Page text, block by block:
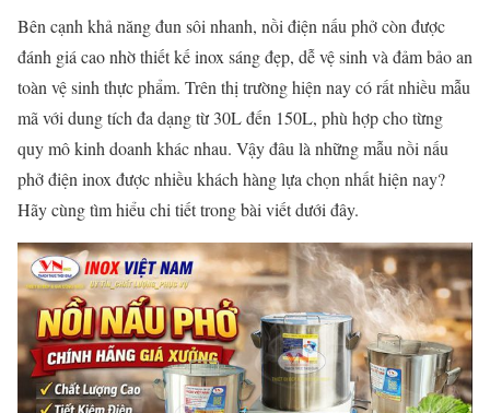
Bên cạnh khả năng đun sôi nhanh, nồi điện nấu phở còn được
đánh giá cao nhờ thiết kế inox sáng đẹp, dễ vệ sinh và đảm bảo an
toàn vệ sinh thực phẩm. Trên thị trường hiện nay có rất nhiều mẫu
mã với dung tích đa dạng từ 30L đến 150L, phù hợp cho từng
quy mô kinh doanh khác nhau. Vậy đâu là những mẫu nồi nấu
phở điện inox được nhiều khách hàng lựa chọn nhất hiện nay?
Hãy cùng tìm hiểu chi tiết trong bài viết dưới đây.